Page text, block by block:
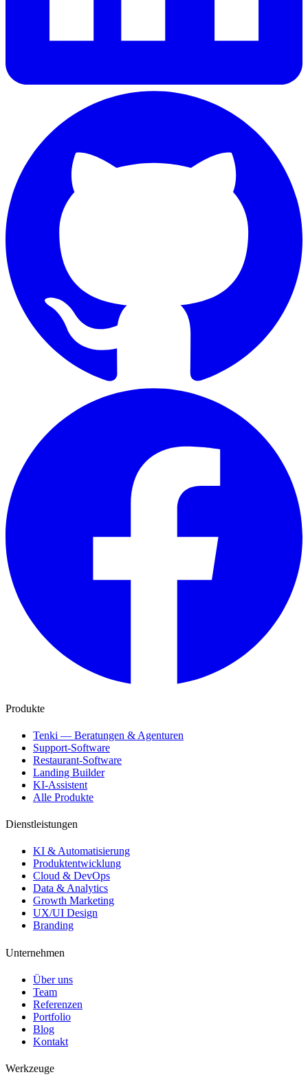
Produkte
Tenki — Beratungen & Agenturen
Support-Software
Restaurant-Software
Landing Builder
KI-Assistent
Alle Produkte
Dienstleistungen
KI & Automatisierung
Produktentwicklung
Cloud & DevOps
Data & Analytics
Growth Marketing
UX/UI Design
Branding
Unternehmen
Über uns
Team
Referenzen
Portfolio
Blog
Kontakt
Werkzeuge